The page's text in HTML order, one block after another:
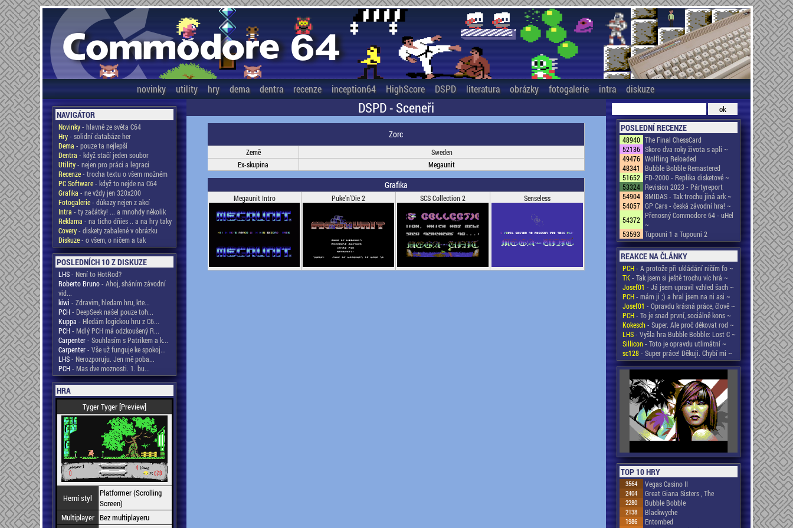
novinky utility hry dema dentra recenze inception64 HighScore DSPD literatura obrázky fotogalerie intra diskuze
NAVIGÁTOR
Novinky- hlavně ze světa C64
Hry- solidní databáze her
Dema - pouze ta nejlepší
Dentra - když stačí jeden soubor
Utility- nejen pro práci a legraci
Recenze- trocha textu o všem možném
PC Software- když to nejde na C64
Grafika - ne vždy jen 320x200
Fotogalerie- důkazy nejen z akcí
Intra - ty začátky! ... a mnohdy několik
Reklama - na ticho dňies .. a na hry taky
Covery- diskety zabalené v obrázku
Diskuze- o všem, o ničem a tak
POSLEDNÍCH 10 Z DISKUZE
LHS- Není to HotRod?
Roberto Bruno- Ahoj, sháním závodní
vid...
kiwi - Zdravim, hledam hru, kte...
PCH- DeepSeek našel pouze toh...
Kuppa - Hledám logickou hru z C6...
PCH- Mdlý PCH má odzkoušený R...
Carpenter- Souhlasím s Patrikem a k...
Carpenter- Vše už funguje ke spokoj...
LHS- Nerozporuju. Jen mě poba...
PCH- Mas dve moznosti. 1. bu...
HRA
Tyger Tyger [Preview]
Herní styl
Platformer (Scrolling
Screen)
Multiplayer Bez multiplayeru
DSPD - Sceneři
Zorc
Země
Sweden
Ex-skupina
Megaunit
Grafika
Megaunit Intro Puke'n'Die 2 SCS Collection 2 Senseless
POSLEDNÍ RECENZE
48940 The Final ChessCard
52136 Skoro dva roky života s apli ~
49476 Wolfling Reloaded
48341
Bubble Bobble Remastered
51652 FD-2000 - Replika disketové ~
53324 Revision 2023 - Pártyreport
54904 8MIDAS - Tak trochu jiná ark ~
54057 GP Cars - česká závodní hra! ~
54372 Přenosný Commodore 64 - uHel
~
53593 Tupouni 1 a Tupouni 2
REAKCE NA ČLÁNKY
PCH- A protože při ukládání ničím fo ~
TK- Tak jsem si ještě trochu víc hrá ~
Josef01 - Já jsem upravil vzhled šach ~
PCH- mám ji ;) a hral jsem na ni asi ~
Josef01 - Opravdu krásná práce, člově ~
PCH- To je snad první, sociálně kons ~
Kokesch- Super. Ale proč děkovat rod ~
LHS- Vyšla hra Bubble Bobble: Lost C ~
Sillicon- Toto je opravdu utlimátní ~
sc128- Super práce! Děkuji. Chybí mi ~
TOP 10 HRY
3564 Vegas Casino II
2404 Great Giana Sisters , The
2280 Bubble Bobble
2138 Blackwyche
1986 Entombed